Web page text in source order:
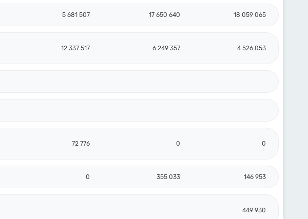
5 681 507 17 650 640 18 059 065
12 337 517 6 249 357 4 526 053
72 776 0 0
0 355 033 146 953
449 930